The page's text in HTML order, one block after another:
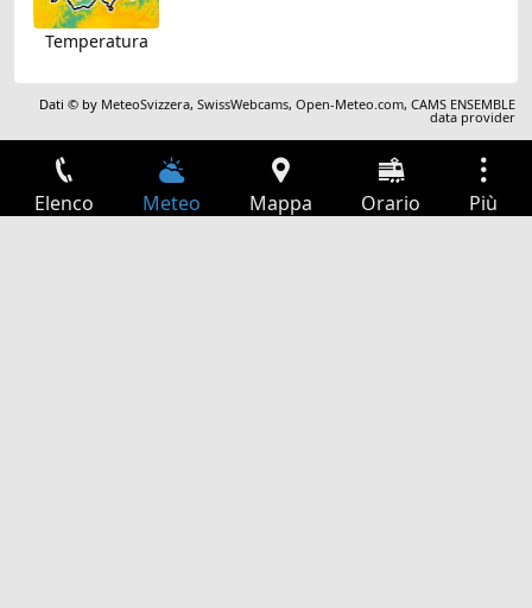
Temperatura
Dati © by MeteoSvizzera,SwissWebcams,Open-Meteo.com,CAMS ENSEMBLE
data provider
Elenco Meteo Mappa Orario Più